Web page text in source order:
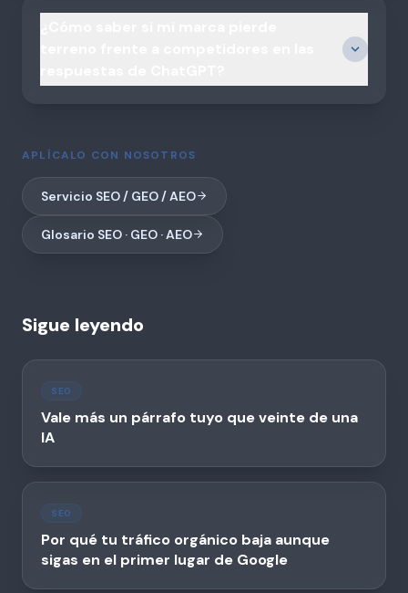
APLÍCALO CON NOSOTROS
Servicio SEO / GEO / AEO
Glosario SEO · GEO · AEO
Sigue leyendo
SEO
Vale más un párrafo tuyo que veinte de una
IA
SEO
Por qué tu tráfico orgánico baja aunque
sigas en el primer lugar de Google